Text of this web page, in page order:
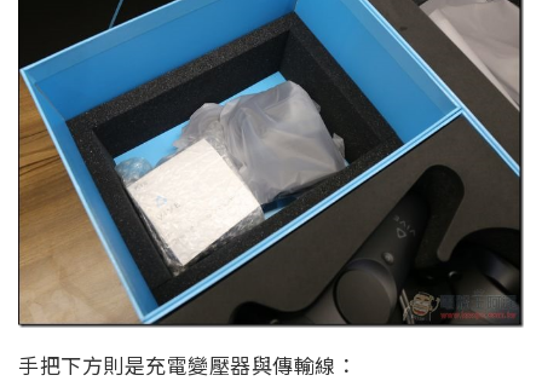
手把下方則是充電變壓器與傳輸線：